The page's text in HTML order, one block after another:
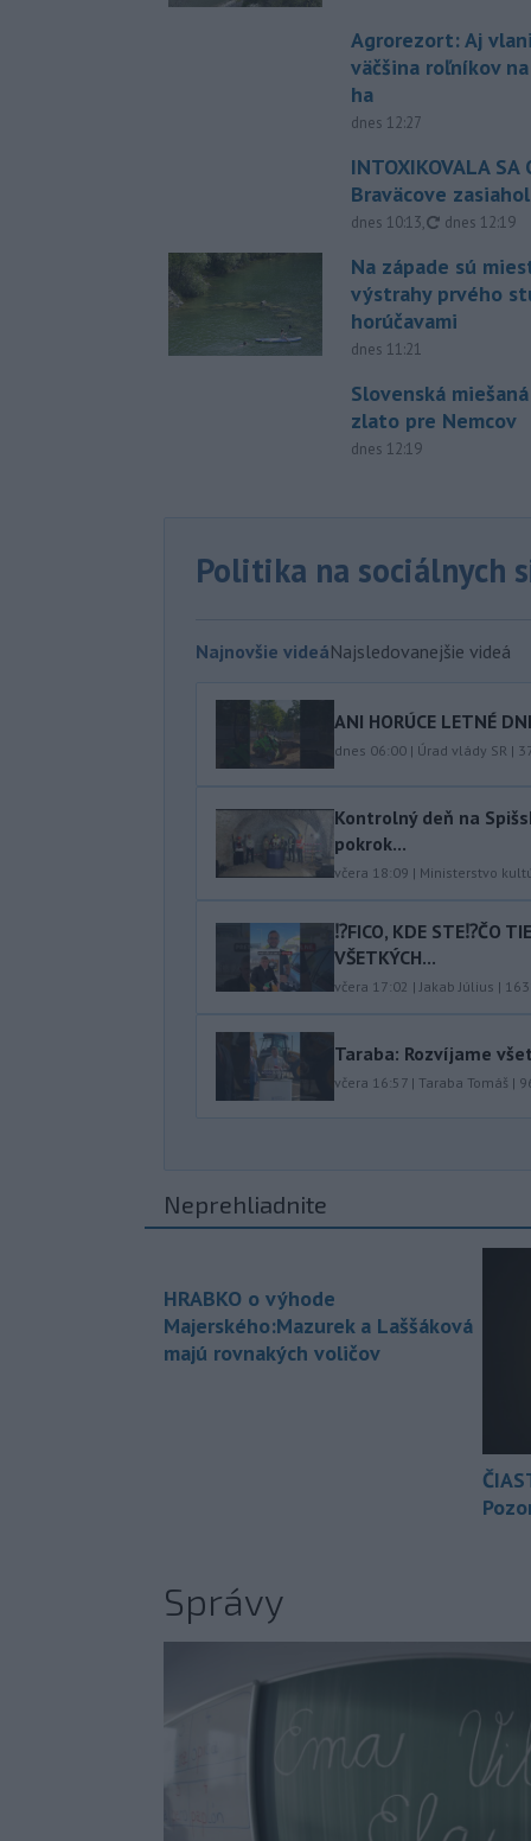
Agrorezort: Aj
väčšina roľníkov
ha
dnes 12:27
INTOXIKOVALA SA
Braväcove
dnes 10:13, aktualizované
dnes 12:19
Na západe sú
výstrahy prvého
horúčavami
dnes 11:21
Slovenská
zlato pre Nemcov
dnes 12:19
Politika na sociálnych
Najnovšie videáNajsledovanejšie videá
ANI HORÚCE LETNÉ
dnes 06:00 | Úrad vlády SR |
Kontrolný deň na
pokrok...
včera 18:09 | Ministerstvo
⁉️FICO, KDE STE⁉️ČO
VŠETKÝCH...
včera 17:02 |Jakab Július |
Taraba: Rozvíjame
včera 16:57 | Taraba Tomáš |
Neprehliadnite
HRABKO o výhode
Majerského:Mazurek a Laššáková
majú rovnakých voličov
Správy